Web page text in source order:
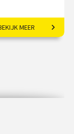
in de
MEER